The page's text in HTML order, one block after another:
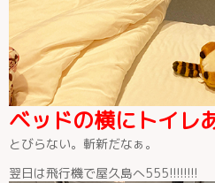
ベッドの横にトイレ
とびらない。斬新だなぁ。
翌日は飛行機で屋久島へ555!!!!!!!!